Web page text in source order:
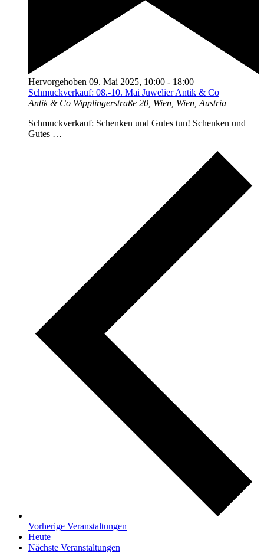
Hervorgehoben 09. Mai 2025, 10:00 - 18:00
Schmuckverkauf: 08.-10. Mai Juwelier Antik & Co
Antik & Co Wipplingerstraße 20, Wien, Wien, Austria
Schmuckverkauf: Schenken und Gutes tun! Schenken und
Gutes …
Vorherige Veranstaltungen
Heute
Nächste Veranstaltungen